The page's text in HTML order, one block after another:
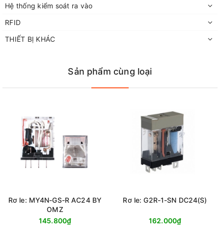
Hệ thống kiểm soát ra vào
RFID
THIẾT BỊ KHÁC
Sản phẩm cùng loại
Rơ le: MY4N-GS-R AC24 BY
OMZ
145.800₫
Rơ le: G2R-1-SN DC24(S)
162.000₫